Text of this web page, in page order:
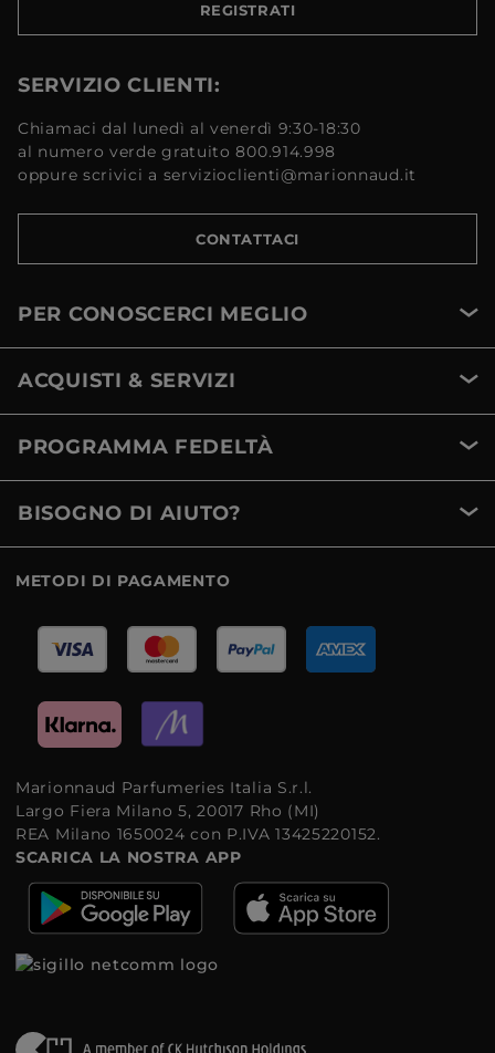
REGISTRATI
SERVIZIO CLIENTI:
Chiamaci dal lunedì al venerdì 9:30-18:30
al numero verde gratuito 800.914.998
oppure scrivici a servizioclienti@marionnaud.it
CONTATTACI
PER CONOSCERCI MEGLIO
ACQUISTI & SERVIZI
PROGRAMMA FEDELTÀ
BISOGNO DI AIUTO?
METODI DI PAGAMENTO
Marionnaud Parfumeries Italia S.r.l.
Largo Fiera Milano 5, 20017 Rho (MI)
REA Milano 1650024 con P.IVA 13425220152.
SCARICA LA NOSTRA APP